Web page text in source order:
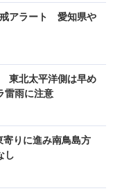
アラート 愛知県や
東北太平洋側は早め
雷雨に注意
りに進み南鳥島方
し